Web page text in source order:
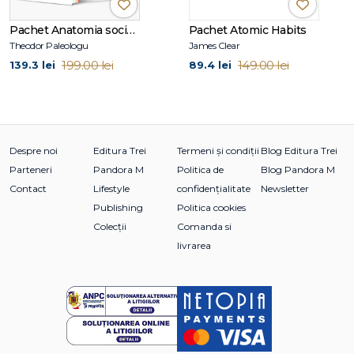
✔ Include principalele volume ale seriei Cormoran Strike
✔ Îmbină suspansul, investigația și dezvoltarea complexă a
personajelor
✔ Oferă sute de ore de lectură captivantă
Cui i se potrivește acest pachet
✔ Fanilor de crime fiction și thriller polițist
✔ Admiratorilor lui Robert Galbraith și ai misterelor bine
✔ Celor care caută anchete complexe și povești imposibil
de lăsat din mână
Pachet Anatomia societății moderne
Theodor Paleologu
139.3 lei 199.00 lei
Pachet Atomic Habits
James Clear
89.4 lei 149.00 lei
Despre noi
Parteneri
Contact
Editura Trei
Pandora M
Lifestyle
Publishing
Colecții
Termeni și condiții
Politica de
confidențialitate
Politica cookies
Comanda si
livrarea
Blog Editura Trei
Blog Pandora M
Newsletter